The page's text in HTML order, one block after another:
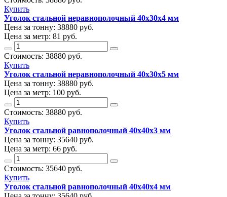
Купить
Уголок стальной неравнополочный 40х30х4 мм
Цена за тонну: 38880 руб.
Цена за метр: 81 руб.
Стоимость: 38880 руб.
Купить
Уголок стальной неравнополочный 40х30х5 мм
Цена за тонну: 38880 руб.
Цена за метр: 100 руб.
Стоимость: 38880 руб.
Купить
Уголок стальной равнополочный 40х40х3 мм
Цена за тонну: 35640 руб.
Цена за метр: 66 руб.
Стоимость: 35640 руб.
Купить
Уголок стальной равнополочный 40х40х4 мм